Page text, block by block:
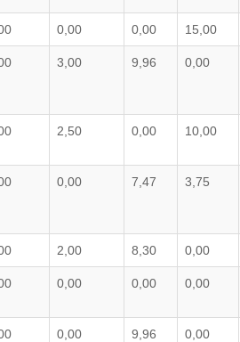
0,00 0,00 15,00
3,00 9,96 0,00
2,50 0,00 10,00
0,00 7,47 3,75
2,00 8,30 0,00
0,00 0,00 0,00
0,00 9,96 0,00